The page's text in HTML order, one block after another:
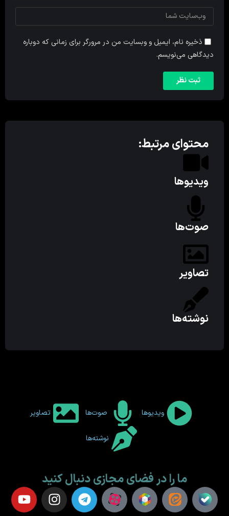
ذخیره نام، ایمیل و وبسایت من در مرورگر برای زمانی که دوباره
دیدگاهی می‌نویسم.
محتوای مرتبط:
ویدیوها
صوت‌ها
تصاویر
نوشته‌ها
ویدیوها صوت‌ها تصاویر
نوشته‌ها
ما را در فضای مجازی دنبال کنید